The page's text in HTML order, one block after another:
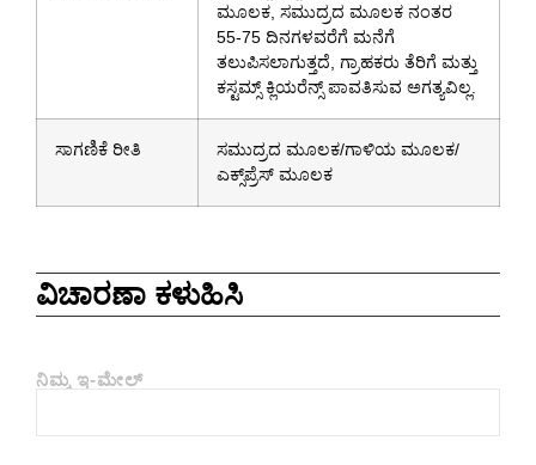
ಮೂಲಕ, ಸಮುದ್ರದ ಮೂಲಕ ನಂತರ
55-75 ದಿನಗಳವರೆಗೆ ಮನೆಗೆ
ತಲುಪಿಸಲಾಗುತ್ತದೆ, ಗ್ರಾಹಕರು ತೆರಿಗೆ ಮತ್ತು
ಕಸ್ಟಮ್ಸ್ ಕ್ಲಿಯರೆನ್ಸ್ ಪಾವತಿಸುವ ಅಗತ್ಯವಿಲ್ಲ.
ಸಾಗಣಿಕೆ ರೀತಿ
ಸಮುದ್ರದ ಮೂಲಕ/ಗಾಳಿಯ ಮೂಲಕ/
ಎಕ್ಸ್‌ಪ್ರೆಸ್ ಮೂಲಕ
ವಿಚಾರಣಾ ಕಳುಹಿಸಿ
ನಿಮ್ಮ ಇ-ಮೇಲ್